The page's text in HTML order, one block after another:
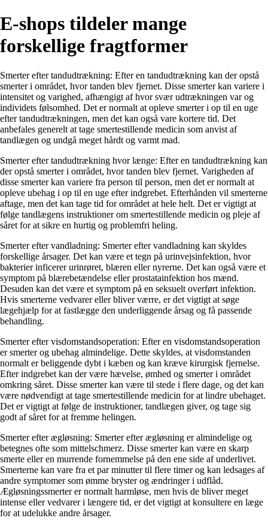
E-shops tildeler mange
forskellige fragtformer
Smerter efter tandudtrækning: Efter en tandudtrækning kan der opstå
smerter i området, hvor tanden blev fjernet. Disse smerter kan variere i
intensitet og varighed, afhængigt af hvor svær udtrækningen var og
individets følsomhed. Det er normalt at opleve smerter i op til en uge
efter tandudtrækningen, men det kan også vare kortere tid. Det
anbefales generelt at tage smertestillende medicin som anvist af
tandlægen og undgå meget hårdt og varmt mad.
Smerter efter tandudtrækning hvor længe: Efter en tandudtrækning kan
der opstå smerter i området, hvor tanden blev fjernet. Varigheden af
disse smerter kan variere fra person til person, men det er normalt at
opleve ubehag i op til en uge efter indgrebet. Efterhånden vil smerterne
aftage, men det kan tage tid for området at hele helt. Det er vigtigt at
følge tandlægens instruktioner om smertestillende medicin og pleje af
såret for at sikre en hurtig og problemfri heling.
Smerter efter vandladning: Smerter efter vandladning kan skyldes
forskellige årsager. Det kan være et tegn på urinvejsinfektion, hvor
bakterier inficerer urinrøret, blæren eller nyrerne. Det kan også være et
symptom på blærebetændelse eller prostatainfektion hos mænd.
Desuden kan det være et symptom på en seksuelt overført infektion.
Hvis smerterne vedvarer eller bliver værre, er det vigtigt at søge
lægehjælp for at fastlægge den underliggende årsag og få passende
behandling.
Smerter efter visdomstandsoperation: Efter en visdomstandsoperation
er smerter og ubehag almindelige. Dette skyldes, at visdomstanden
normalt er beliggende dybt i kæben og kan kræve kirurgisk fjernelse.
Efter indgrebet kan der være hævelse, ømhed og smerter i området
omkring såret. Disse smerter kan være til stede i flere dage, og det kan
være nødvendigt at tage smertestillende medicin for at lindre ubehaget.
Det er vigtigt at følge de instruktioner, tandlægen giver, og tage sig
godt af såret for at fremme helingen.
Smerter efter ægløsning: Smerter efter ægløsning er almindelige og
betegnes ofte som mittelschmerz. Disse smerter kan være en skarp
smerte eller en murrende fornemmelse på den ene side af underlivet.
Smerterne kan vare fra et par minutter til flere timer og kan ledsages af
andre symptomer som ømme bryster og ændringer i udflåd.
Ægløsningssmerter er normalt harmløse, men hvis de bliver meget
intense eller vedvarer i længere tid, er det vigtigt at konsultere en læge
for at udelukke andre årsager.